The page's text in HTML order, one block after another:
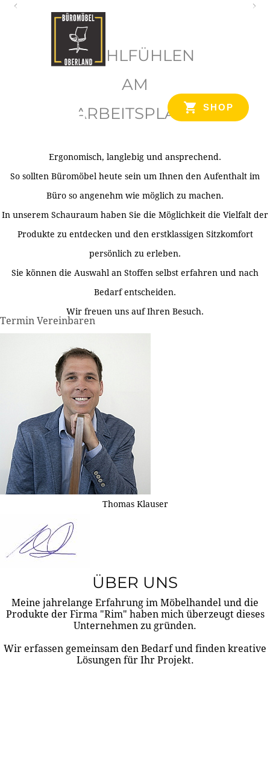
SHOP
WOHLFÜHLEN
AM
ARBEITSPLATZ
Ergonomisch, langlebig und ansprechend.
So sollten Büromöbel heute sein um Ihnen den Aufenthalt im
Büro so angenehm wie möglich zu machen.
In unserem Schauraum haben Sie die Möglichkeit die Vielfalt der
Produkte zu entdecken und den erstklassigen Sitzkomfort
persönlich zu erleben.
Sie können die Auswahl an Stoffen selbst erfahren und nach
Bedarf entscheiden.
Wir freuen uns auf Ihren Besuch.
Termin Vereinbaren
Thomas Klauser
ÜBER UNS
Meine jahrelange Erfahrung im Möbelhandel und die
Produkte der Firma "Rim" haben mich überzeugt dieses
Unternehmen zu gründen.
Wir erfassen gemeinsam den Bedarf und finden kreative
Lösungen für Ihr Projekt.